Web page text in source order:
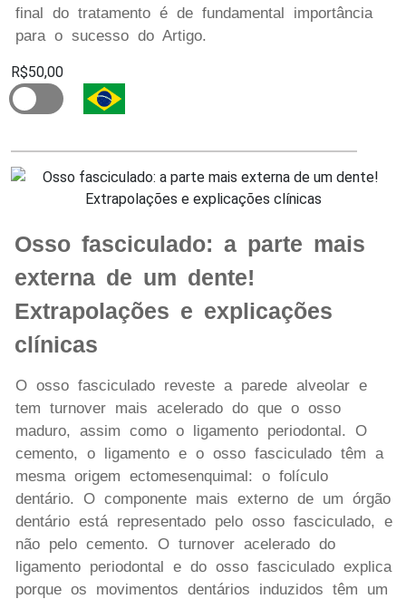
final do tratamento é de fundamental importância
para o sucesso do Artigo.
R$50,00
Osso fasciculado: a parte mais
externa de um dente!
Extrapolações e explicações
clínicas
O osso fasciculado reveste a parede alveolar e
tem turnover mais acelerado do que o osso
maduro, assim como o ligamento periodontal. O
cemento, o ligamento e o osso fasciculado têm a
mesma origem ectomesenquimal: o folículo
dentário. O componente mais externo de um órgão
dentário está representado pelo osso fasciculado, e
não pelo cemento. O turnover acelerado do
ligamento periodontal e do osso fasciculado explica
porque os movimentos dentários induzidos têm um